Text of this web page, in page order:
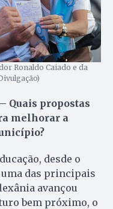
Ronaldo Caiado e da
Quais propostas
melhorar a
desde o
uma das principais
avançou
bem próximo, o